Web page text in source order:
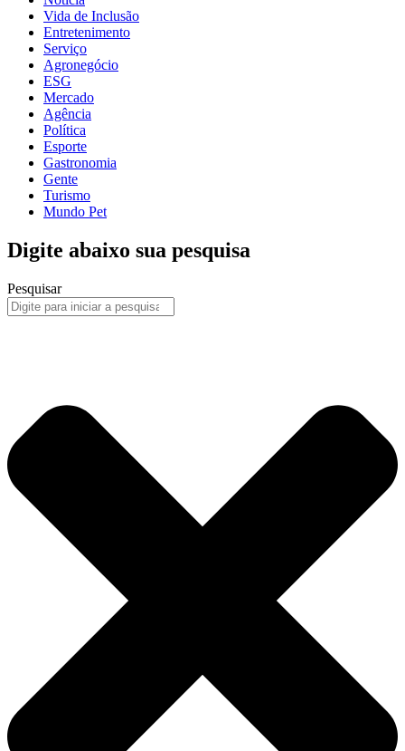
Vida de Inclusão
Entretenimento
Serviço
Agronegócio
ESG
Mercado
Agência
Política
Esporte
Gastronomia
Gente
Turismo
Mundo Pet
Digite abaixo sua pesquisa
Pesquisar